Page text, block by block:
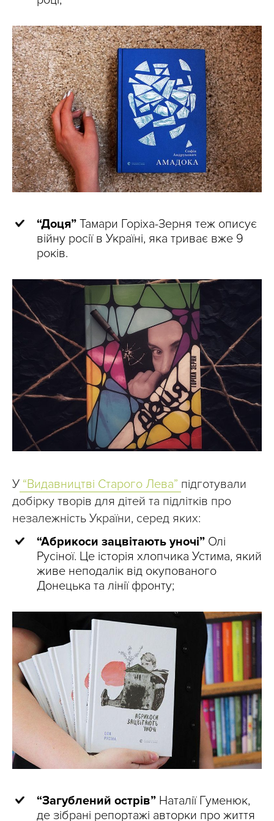
“Доця” Тамари Горіха-Зерня теж описує
війну росії в Україні, яка триває вже 9
років.
У “Видавництві Старого Лева” підготували
добірку творів для дітей та підлітків про
незалежність України, серед яких:
“Абрикоси зацвітають уночі” Олі
Русіної. Це історія хлопчика Устима, який
живе неподалік від окупованого
Донецька та лінії фронту;
“Загублений острів” Наталії Гуменюк,
де зібрані репортажі авторки про життя